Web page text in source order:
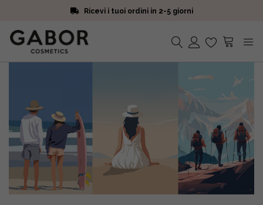
Ricevi i tuoi ordini in 2-5 giorni
Iscriviti alla Newsletter. 15% di sconto e spedizione gratuita
Ricevi i tuoi ordini in 2-5 giorni
Nessun prodotto nel carrello.